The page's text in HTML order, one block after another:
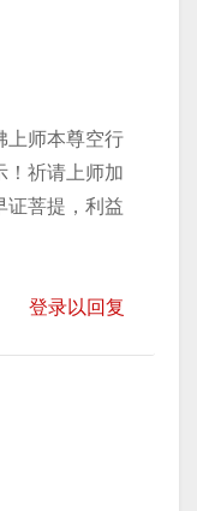
上师本尊空行
！祈请上师加
证菩提，利益
登录以回复